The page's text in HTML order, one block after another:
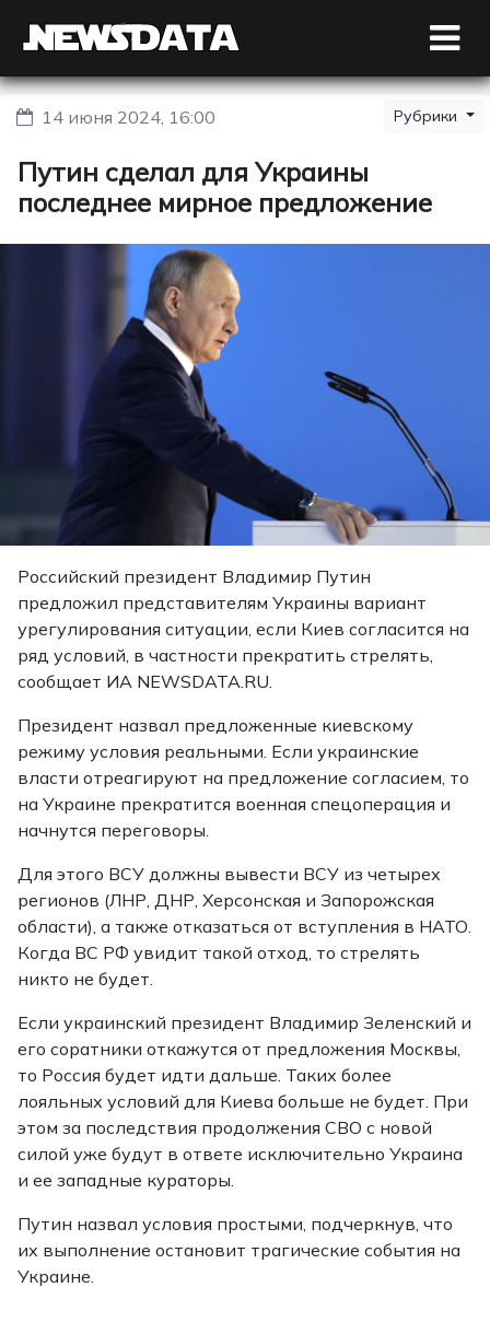
14 июня 2024, 16:00 Рубрики
Путин сделал для Украины
последнее мирное предложение
Российский президент Владимир Путин
предложил представителям Украины вариант
урегулирования ситуации, если Киев согласится на
ряд условий, в частности прекратить стрелять,
сообщает ИА NEWSDATA.RU.
Президент назвал предложенные киевскому
режиму условия реальными. Если украинские
власти отреагируют на предложение согласием, то
на Украине прекратится военная спецоперация и
начнутся переговоры.
Для этого ВСУ должны вывести ВСУ из четырех
регионов (ЛНР, ДНР, Херсонская и Запорожская
области), а также отказаться от вступления в НАТО.
Когда ВС РФ увидит такой отход, то стрелять
никто не будет.
Если украинский президент Владимир Зеленский и
его соратники откажутся от предложения Москвы,
то Россия будет идти дальше. Таких более
лояльных условий для Киева больше не будет. При
этом за последствия продолжения СВО с новой
силой уже будут в ответе исключительно Украина
и ее западные кураторы.
Путин назвал условия простыми, подчеркнув, что
их выполнение остановит трагические события на
Украине.